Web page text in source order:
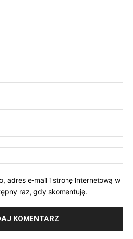
adres e-mail i stronę internetową w
raz, gdy skomentuję.